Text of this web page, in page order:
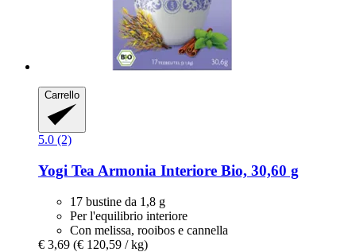
Carrello
5.0 (2)
Yogi Tea Armonia Interiore Bio, 30,60 g
17 bustine da 1,8 g
Per l'equilibrio interiore
Con melissa, rooibos e cannella
€ 3,69 (€ 120,59 / kg)